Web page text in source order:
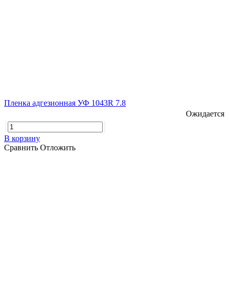
Пленка адгезионная УФ 1043R 7.8
Ожидается
В корзину
Сравнить Отложить